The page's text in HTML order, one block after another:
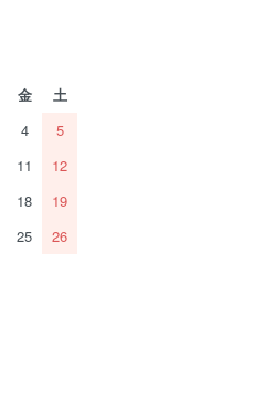
金
土
4
5
11
12
18
19
25
26